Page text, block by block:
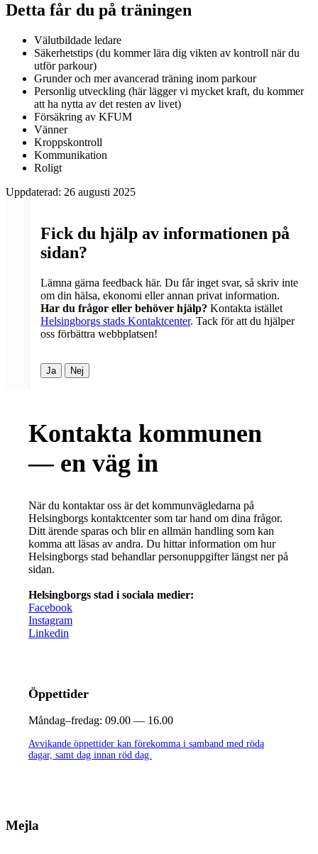
Detta får du på träningen
Välutbildade ledare
Säkerhetstips (du kommer lära dig vikten av kontroll när du
utför parkour)
Grunder och mer avancerad träning inom parkour
Personlig utveckling (här lägger vi mycket kraft, du kommer
att ha nytta av det resten av livet)
Försäkring av KFUM
Vänner
Kroppskontroll
Kommunikation
Roligt
Uppdaterad: 26 augusti 2025
Fick du hjälp av informationen på
sidan?
Lämna gärna feedback här. Du får inget svar, så skriv inte
om din hälsa, ekonomi eller annan privat information.
Har du frågor eller behöver hjälp? Kontakta istället
Helsingborgs stads Kontaktcenter. Tack för att du hjälper
oss förbättra webbplatsen!
Ja Nej
Kontakta kommunen
— en väg in
När du kontaktar oss är det kommunvägledarna på
Helsingborgs kontaktcenter som tar hand om dina frågor.
Ditt ärende sparas och blir en allmän handling som kan
komma att läsas av andra. Du hittar information om hur
Helsingborgs stad behandlar personuppgifter längst ner på
sidan.
Helsingborgs stad i sociala medier:
Facebook
Instagram
Linkedin
Öppettider
Måndag–fredag: 09.00 — 16.00
Avvikande öppettider kan förekomma i samband med röda
dagar, samt dag innan röd dag.
Mejla